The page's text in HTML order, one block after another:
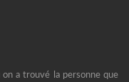
on a trouvé la personne que